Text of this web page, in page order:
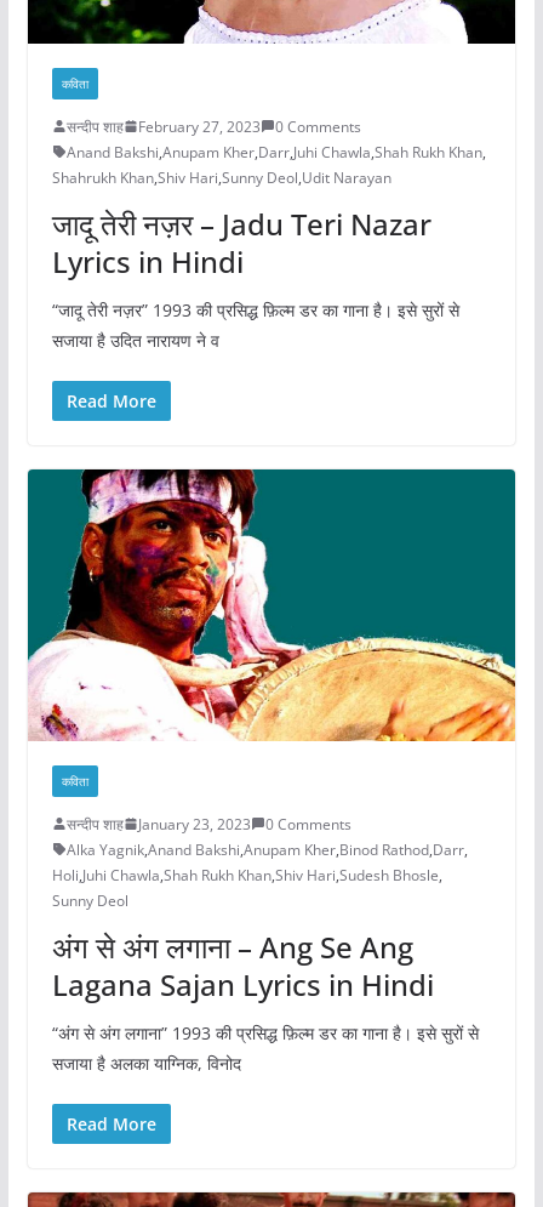
कविता
सन्दीप शाह February 27, 2023
0 Comments
Anand Bakshi,Anupam Kher,Darr,Juhi Chawla,Shah Rukh Khan,
Shahrukh Khan,Shiv Hari,Sunny Deol,Udit Narayan
जादू तेरी नज़र – Jadu Teri Nazar
Lyrics in Hindi
“जादू तेरी नज़र” 1993 की प्रसिद्ध फ़िल्म डर का गाना है। इसे सुरों से
सजाया है उदित नारायण ने व
Read More
कविता
सन्दीप शाह January 23, 2023
0 Comments
Alka Yagnik,Anand Bakshi,Anupam Kher,Binod Rathod,Darr,
Holi,Juhi Chawla,Shah Rukh Khan,Shiv Hari,Sudesh Bhosle,
Sunny Deol
अंग से अंग लगाना – Ang Se Ang
Lagana Sajan Lyrics in Hindi
“अंग से अंग लगाना” 1993 की प्रसिद्ध फ़िल्म डर का गाना है। इसे सुरों से
सजाया है अलका याग्निक, विनोद
Read More